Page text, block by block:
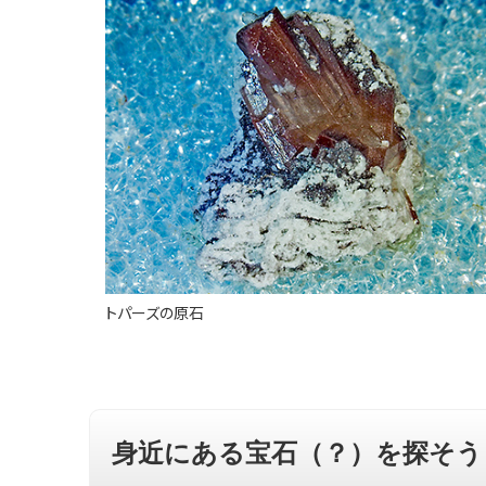
トパーズの原石
身近にある宝石（？）を探そう